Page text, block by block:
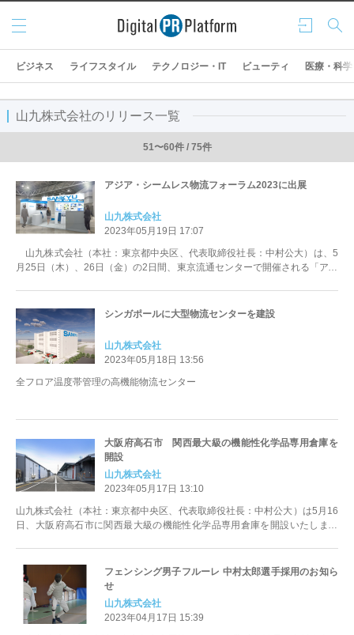
ログ
イン
検索
メニ
ュー
ビジネス ライフスタイル テクノロジー・IT ビューティ 医療・科学
山九株式会社のリリース一覧
51〜60件 / 75件
アジア・シームレス物流フォーラム2023に出展
山九株式会社
2023年05月19日 17:07
山九株式会社（本社：東京都中央区、代表取締役社長：中村公大）は、5
月25日（木）、26日（金）の2日間、東京流通センターで開催される「アジ
シンガポールに大型物流センターを建設
山九株式会社
2023年05月18日 13:56
全フロア温度帯管理の高機能物流センター
大阪府高石市 関西最大級の機能性化学品専用倉庫を
開設
山九株式会社
2023年05月17日 13:10
山九株式会社（本社：東京都中央区、代表取締役社長：中村公大）は5月16
日、大阪府高石市に関西最大級の機能性化学品専用倉庫を開設いたしまし
フェンシング男子フルーレ 中村太郎選手採用のお知ら
せ
山九株式会社
2023年04月17日 15:39